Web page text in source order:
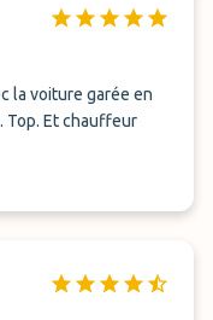
la voiture garée en
Top. Et chauffeur